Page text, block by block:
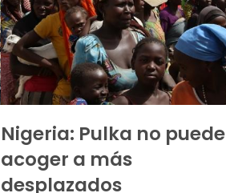
Nigeria: Pulka no puede
acoger a más
desplazados